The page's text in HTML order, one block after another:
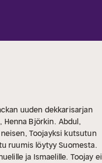
uuden dekkarisarjan
Henna Björkin. Abdul,
Toojayksi kutsutun
ruumis löytyy Suomesta.
ja Ismaelille. Toojay ei